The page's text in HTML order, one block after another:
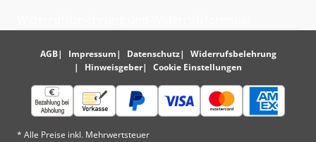
AGB Impressum Datenschutz
Widerrufsbelehrung
Hinweisgeber
Cookie Einstellungen
* Alle Preise inkl. Mehrwertsteuer